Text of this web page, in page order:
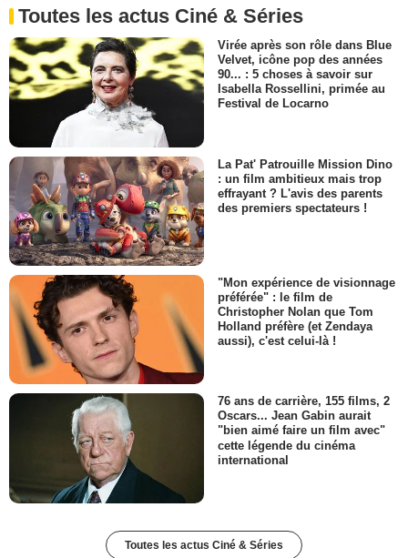
Toutes les actus Ciné & Séries
Virée après son rôle dans Blue
Velvet, icône pop des années
90... : 5 choses à savoir sur
Isabella Rossellini, primée au
Festival de Locarno
La Pat' Patrouille Mission Dino
: un film ambitieux mais trop
effrayant ? L'avis des parents
des premiers spectateurs !
"Mon expérience de visionnage
préférée" : le film de
Christopher Nolan que Tom
Holland préfère (et Zendaya
aussi), c'est celui-là !
76 ans de carrière, 155 films, 2
Oscars... Jean Gabin aurait
"bien aimé faire un film avec"
cette légende du cinéma
international
Toutes les actus Ciné & Séries